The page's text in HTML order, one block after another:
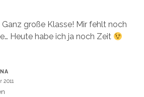
große Klasse! Mir fehlt noch
Heute habe ich ja noch Zeit
2011